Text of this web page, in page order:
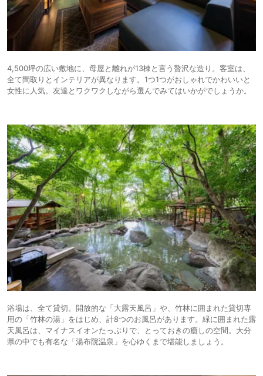
4,500坪の広い敷地に、母屋と離れが13棟と言う贅沢な造り。客室は、
全て間取りとインテリアが異なります。1つ1つがおしゃれでかわいいと
女性に人気。友達とワクワクしながら選んでみてはいかがでしょうか。
浴場は、全て貸切。開放的な「大露天風呂」や、竹林に囲まれた貸切専
用の「竹林の湯」をはじめ、計8つのお風呂があります。緑に囲まれた露
天風呂は、マイナスイオンたっぷりで、とっておきの癒しの空間。大分
県の中でも有名な「湯布院温泉」を心ゆくまで堪能しましょう。